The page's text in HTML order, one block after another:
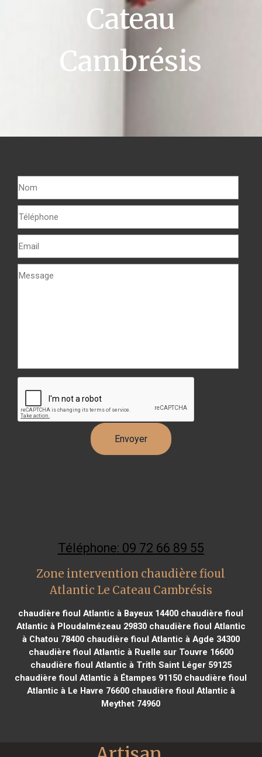
Cateau
Cambrésis
Téléphone: 09 72 66 89 55
Zone intervention chaudière fioul
Atlantic Le Cateau Cambrésis
chaudière fioul Atlantic à Bayeux 14400 chaudière fioul
Atlantic à Ploudalmézeau 29830chaudière fioul Atlantic
à Chatou 78400chaudière fioul Atlantic à Agde 34300
chaudière fioul Atlantic à Ruelle sur Touvre 16600
chaudière fioul Atlantic à Trith Saint Léger 59125
chaudière fioul Atlantic à Étampes 91150 chaudière fioul
Atlantic à Le Havre 76600chaudière fioul Atlantic à
Meythet 74960